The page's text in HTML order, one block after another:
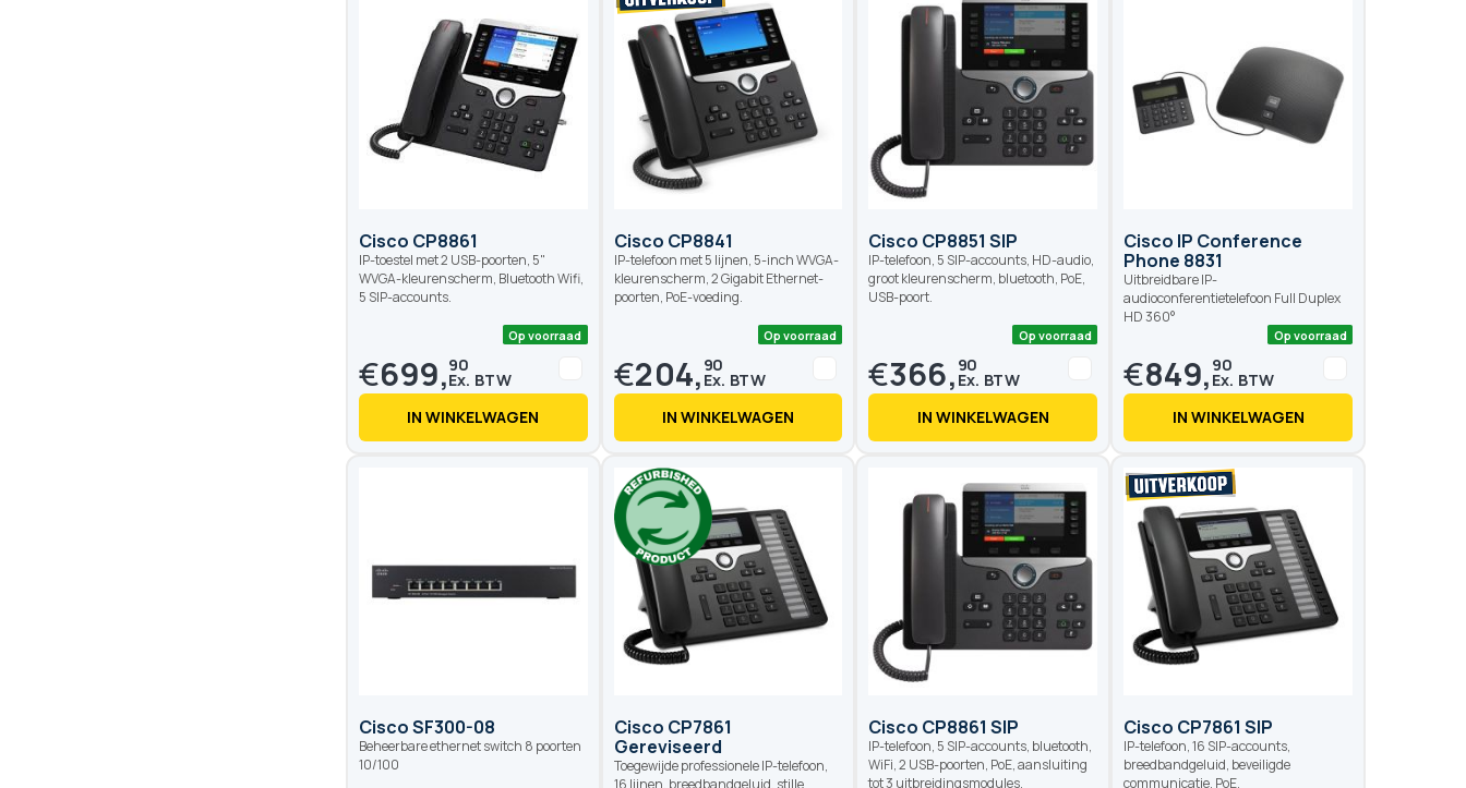
Op voorraad
Cisco CP8861
IP-toestel met 2 USB-poorten, 5"
WVGA-kleurenscherm, Bluetooth Wifi,
5 SIP-accounts.
Op voorraad
€699,90
IN WINKELWAGEN
Cisco CP8841
IP-telefoon met 5 lijnen, 5-inch WVGA-
kleurenscherm, 2 Gigabit Ethernet-
poorten, PoE-voeding.
Op voorraad
€204, 90
IN WINKELWAGEN
Cisco CP8851 SIP
IP-telefoon, 5 SIP-accounts, HD-audio,
groot kleurenscherm, bluetooth, PoE,
USB-poort.
Op voorraad
€366, 90
IN WINKELWAGEN
Cisco IP Conference
Phone 8831
Uitbreidbare IP-
audioconferentietelefoon Full Duplex
HD 360°
€849, 90
IN WINKELWAGEN
Cisco SF300-08
Beheerbare ethernet switch 8 poorten
10/100
Cisco CP7861
Gereviseerd
Toegewijde professionele IP-telefoon,
Cisco CP8861 SIP
IP-telefoon, 5 SIP-accounts, bluetooth,
WiFi, 2 USB-poorten, PoE, aansluiting
tot 3 uitbreidingsmodules.
Cisco CP7861 SIP
IP-telefoon, 16 SIP-accounts,
breedbandgeluid, beveiligde
communicatie, PoE.